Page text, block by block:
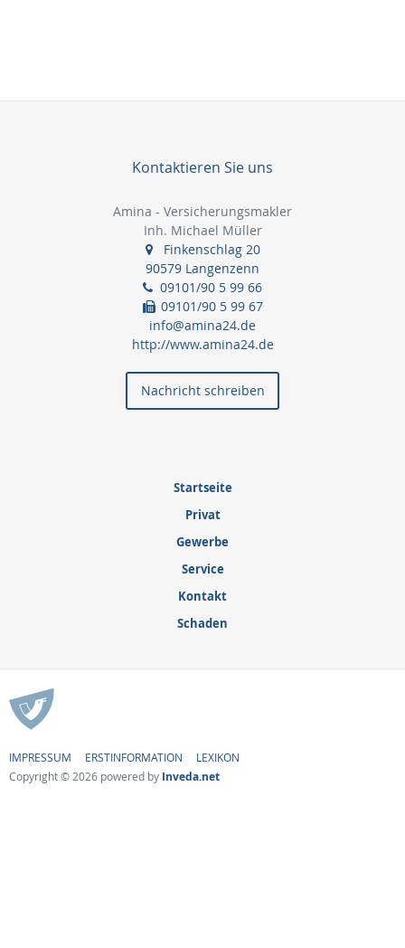
Kontaktieren Sie uns
Amina - Versicherungsmakler
Inh. Michael Müller
Finkenschlag 20
90579 Langenzenn
09101/90 5 99 66
09101/90 5 99 67
info@amina24.de
http://www.amina24.de
Nachricht schreiben
Startseite
Privat
Gewerbe
Service
Kontakt
Schaden
IMPRESSUM ERSTINFORMATION
LEXIKON
Copyright © 2026 powered by Inveda.net